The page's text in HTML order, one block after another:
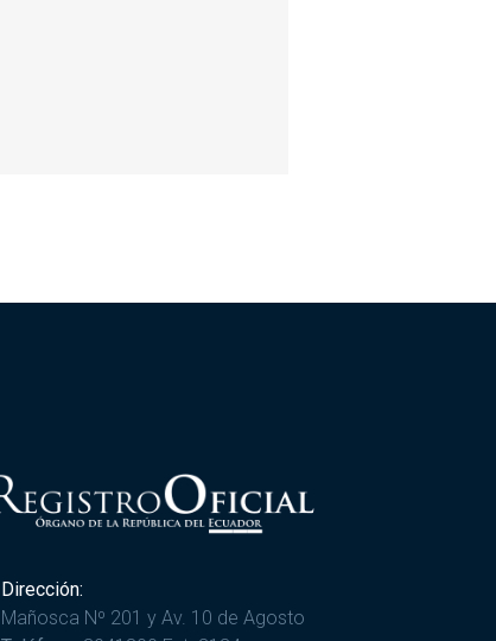
Dirección:
Mañosca Nº 201 y Av. 10 de Agosto